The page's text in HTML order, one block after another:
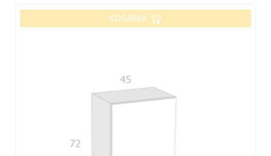
KOSÁRBA